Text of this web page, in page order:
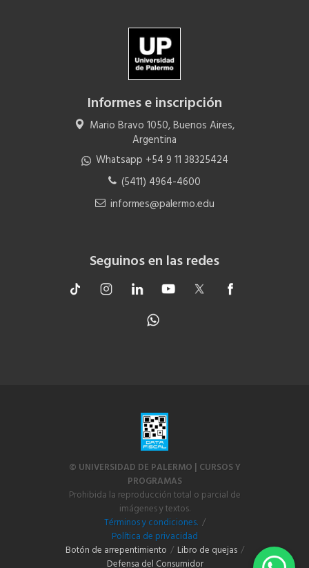
Informes e inscripción
Mario Bravo 1050, Buenos Aires,
Argentina
Whatsapp +54 9 11 38325424
(5411) 4964-4600
informes@palermo.edu
Seguinos en las redes
© UNIVERSIDAD DE PALERMO | CURSOS Y
PROGRAMAS
Prohibida la reproducción total o parcial de
imágenes y textos.
Términos y condiciones. /
Política de privacidad
Botón de arrepentimiento / Libro de quejas /
Defensa del Consumidor